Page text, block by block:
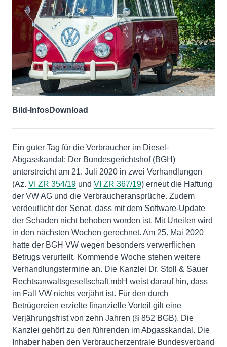
Bild-InfosDownload
Ein guter Tag für die Verbraucher im Diesel-
Abgasskandal: Der Bundesgerichtshof (BGH)
unterstreicht am 21. Juli 2020 in zwei Verhandlungen
(Az. VI ZR 354/19 und VI ZR 367/19) erneut die Haftung
der VW AG und die Verbraucheransprüche. Zudem
verdeutlicht der Senat, dass mit dem Software-Update
der Schaden nicht behoben worden ist. Mit Urteilen wird
in den nächsten Wochen gerechnet. Am 25. Mai 2020
hatte der BGH VW wegen besonders verwerflichen
Betrugs verurteilt. Kommende Woche stehen weitere
Verhandlungstermine an. Die Kanzlei Dr. Stoll & Sauer
Rechtsanwaltsgesellschaft mbH weist darauf hin, dass
im Fall VW nichts verjährt ist. Für den durch
Betrügereien erzielte finanzielle Vorteil gilt eine
Verjährungsfrist von zehn Jahren (§ 852 BGB). Die
Kanzlei gehört zu den führenden im Abgasskandal. Die
Inhaber haben den Verbraucherzentrale Bundesverband